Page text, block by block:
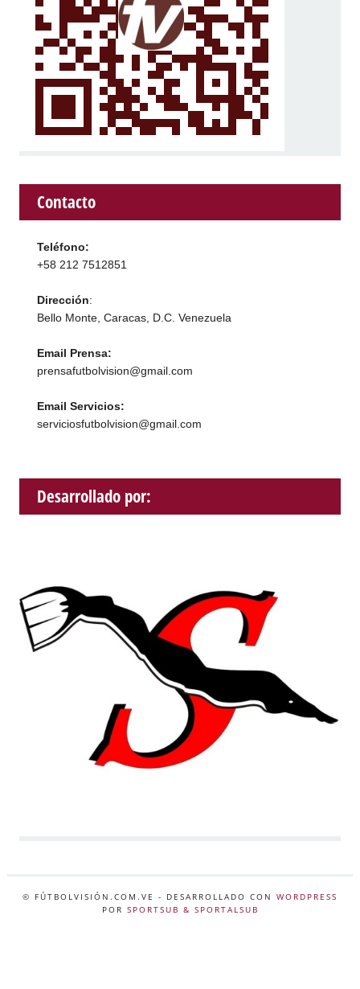
Contacto
Teléfono:
+58 212 7512851
Dirección:
Bello Monte, Caracas, D.C. Venezuela
Email Prensa:
prensafutbolvision@gmail.com
Email Servicios:
serviciosfutbolvision@gmail.com
Desarrollado por:
© FÚTBOLVISIÓN.COM.VE - DESARROLLADO CON WORDPRESS
POR SPORTSUB & SPORTALSUB